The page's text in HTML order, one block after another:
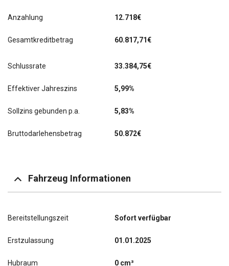
Anzahlung 12.718€
Gesamtkreditbetrag 60.817,71€
Schlussrate 33.384,75€
Effektiver Jahreszins 5,99%
Sollzins gebunden p.a. 5,83%
Bruttodarlehensbetrag 50.872€
Fahrzeug Informationen
Bereitstellungszeit Sofort verfügbar
Erstzulassung 01.01.2025
Hubraum 0 cm³